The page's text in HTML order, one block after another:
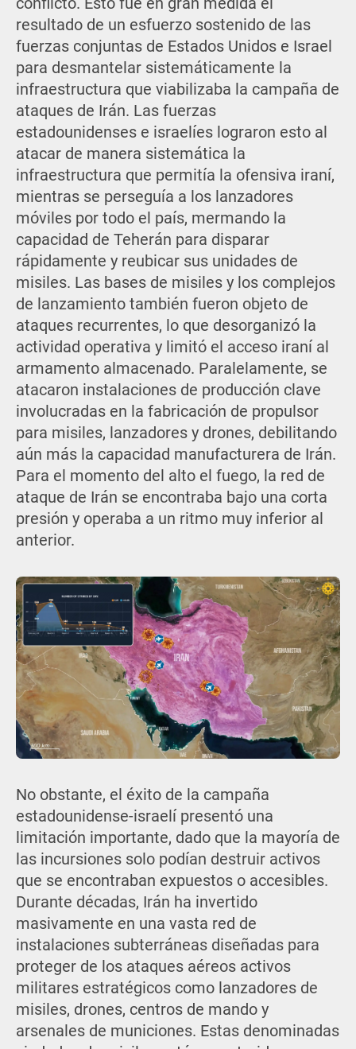
conflicto. Esto fue en gran medida el
resultado de un esfuerzo sostenido de las
fuerzas conjuntas de Estados Unidos e Israel
para desmantelar sistemáticamente la
infraestructura que viabilizaba la campaña de
ataques de Irán. Las fuerzas
estadounidenses e israelíes lograron esto al
atacar de manera sistemática la
infraestructura que permitía la ofensiva iraní,
mientras se perseguía a los lanzadores
móviles por todo el país, mermando la
capacidad de Teherán para disparar
rápidamente y reubicar sus unidades de
misiles. Las bases de misiles y los complejos
de lanzamiento también fueron objeto de
ataques recurrentes, lo que desorganizó la
actividad operativa y limitó el acceso iraní al
armamento almacenado. Paralelamente, se
atacaron instalaciones de producción clave
involucradas en la fabricación de propulsor
para misiles, lanzadores y drones, debilitando
aún más la capacidad manufacturera de Irán.
Para el momento del alto el fuego, la red de
ataque de Irán se encontraba bajo una corta
presión y operaba a un ritmo muy inferior al
anterior.
No obstante, el éxito de la campaña
estadounidense-israelí presentó una
limitación importante, dado que la mayoría de
las incursiones solo podían destruir activos
que se encontraban expuestos o accesibles.
Durante décadas, Irán ha invertido
masivamente en una vasta red de
instalaciones subterráneas diseñadas para
proteger de los ataques aéreos activos
militares estratégicos como lanzadores de
misiles, drones, centros de mando y
arsenales de municiones. Estas denominadas